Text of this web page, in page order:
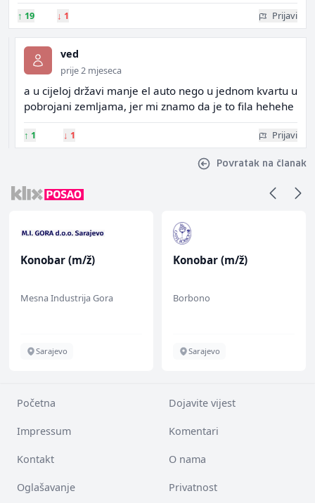
↑ 19 ↓ 1 Prijavi
ved
prije 2 mjeseca
a u cijeloj državi manje el auto nego u jednom kvartu u
pobrojani zemljama, jer mi znamo da je to fila hehehe
↑ 1 ↓ 1 Prijavi
Povratak na članak
Konobar (m/ž)
Mesna Industrija Gora
Sarajevo
Konobar (m/ž)
Borbono
Sarajevo
Početna Dojavite vijest
Impressum Komentari
Kontakt O nama
Oglašavanje Privatnost